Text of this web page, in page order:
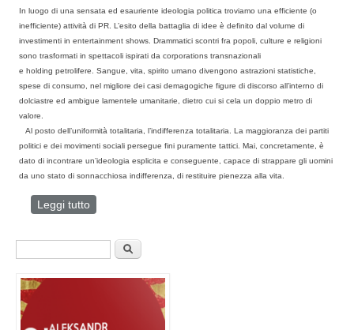
In luogo di una sensata ed esauriente ideologia politica troviamo una efficiente (o
inefficiente) attività di PR. L’esito della battaglia di idee è definito dal volume di
investimenti inentertainment shows. Drammatici scontri fra popoli, culture e religioni
sono trasformati in spettacoli ispirati dacorporations transnazionali
e holding petrolifere. Sangue, vita, spirito umano divengono astrazioni statistiche,
spese di consumo, nel migliore dei casi demagogiche figure di discorso all’interno di
dolciastre ed ambigue lamentele umanitarie, dietro cui si cela un doppio metro di
valore.
Al posto dell’uniformità totalitaria, l’indifferenza totalitaria. La maggioranza dei partiti
politici e dei movimenti sociali persegue fini puramente tattici. Mai, concretamente, è
dato di incontrare un’ideologia esplicita e conseguente, capace di strappare gli uomini
da uno stato di sonnacchiosa indifferenza, di restituire pienezza alla vita.
Leggi tutto
Form di ricerca